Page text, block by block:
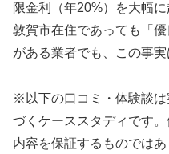
限金利（年20%）を大幅
敦賀市在住であっても「
がある業者でも、この事実
※以下の口コミ・体験談
づくケーススタディです
内容を保証するものではあ